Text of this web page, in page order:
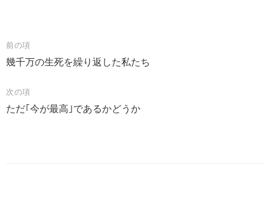
投
稿
ナ
ビ
ゲ
前の項
幾千万の生死を繰り返した私たち
次の項
ただ｢今が最高｣であるかどうか